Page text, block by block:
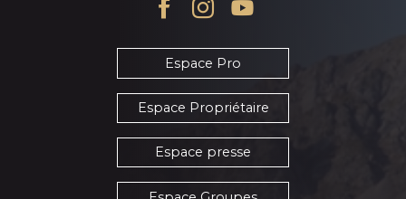
Espace Pro
Espace Propriétaire
Espace presse